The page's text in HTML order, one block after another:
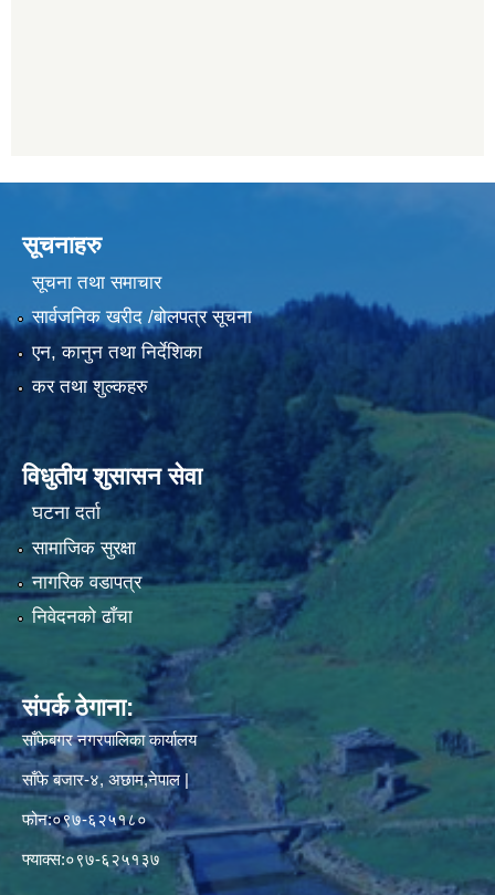
सूचनाहरु
सूचना तथा समाचार
सार्वजनिक खरीद /बोलपत्र सूचना
एन, कानुन तथा निर्देशिका
कर तथा शुल्कहरु
विधुतीय शुसासन सेवा
घटना दर्ता
सामाजिक सुरक्षा
नागरिक वडापत्र
निवेदनको ढाँचा
संपर्क ठेगाना:
साँफेबगर नगरपालिका कार्यालय
साँफे बजार-४, अछाम,नेपाल |
फोन:०९७-६२५१८०
फ्याक्स:०९७-६२५१३७